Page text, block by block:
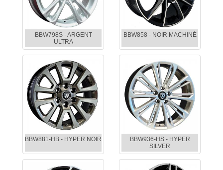
BBW798S - ARGENT
ULTRA
BBW858 - NOIR MACHINÉ
BBW881-HB - HYPER NOIR
BBW936-HS - HYPER
SILVER